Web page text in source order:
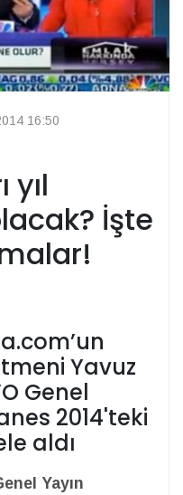
16:50
yıl
İşte
Yavuz
Genel
2014'teki
aldı
Yayın